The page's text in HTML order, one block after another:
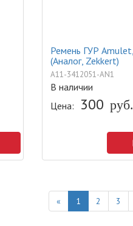
Ремень ГУР
(Аналог, Zekkert)
A11-3412051-AN1
В наличии
Цена:
300 руб.
«Previous
1 2 3